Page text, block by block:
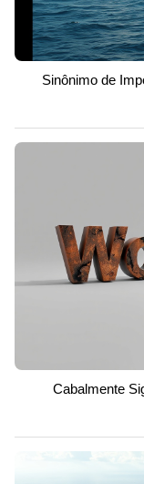
Sinônimo de
Cabalmente